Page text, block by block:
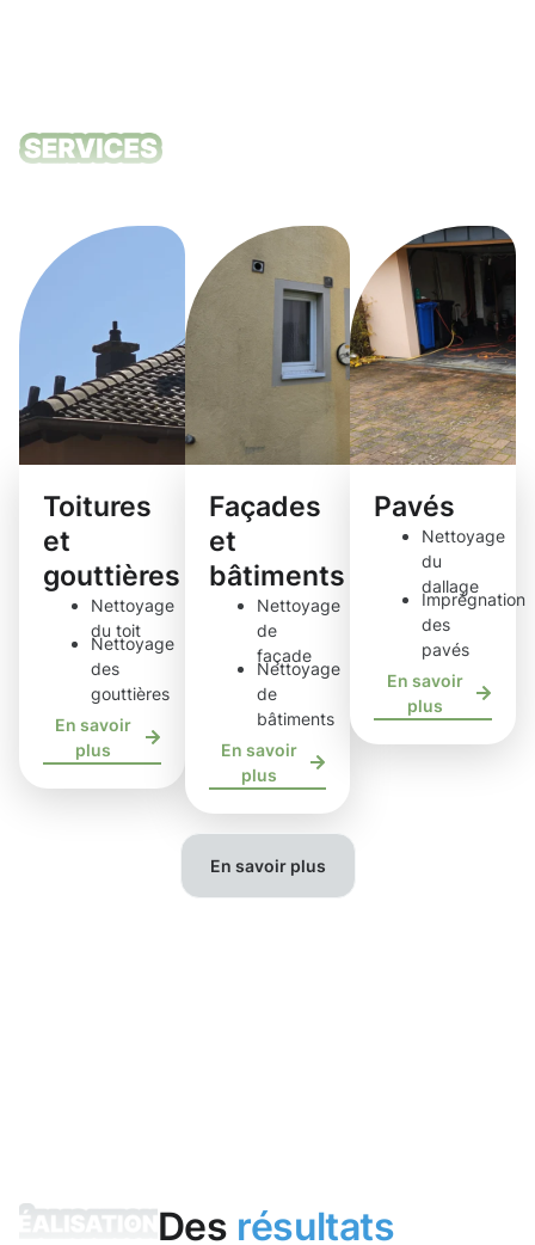
Toitures
et
gouttières
Nettoyage
du toit
Nettoyage
des
gouttières
En savoir
plus
Façades
et
bâtiments
Nettoyage
de
façade
Nettoyage
de
bâtiments
En savoir
plus
Pavés
Nettoyage
du
dallage
Imprégnation
des
pavés
En savoir
plus
En savoir plus
Des résultats